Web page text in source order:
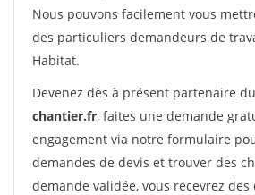
Nous pouvons facilement vous
des particuliers demandeurs de
Habitat.
Devenez dès à présent partenaire
chantier.fr, faites une demande
engagement via notre formulaire
demandes de devis et trouver des
demande validée, vous recevrez des